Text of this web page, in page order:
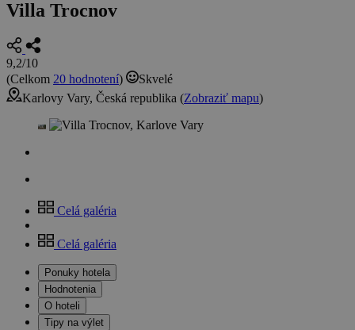
Villa Trocnov
9,2/10
(Celkom 20 hodnotení)
Skvelé
Karlovy Vary, Česká republika (Zobraziť mapu)
Celá galéria
Celá galéria
Ponuky hotela
Hodnotenia
O hoteli
Tipy na výlet